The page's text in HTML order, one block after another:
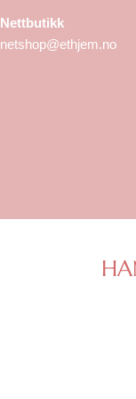
Nettbutikk
netshop@ethjem.no